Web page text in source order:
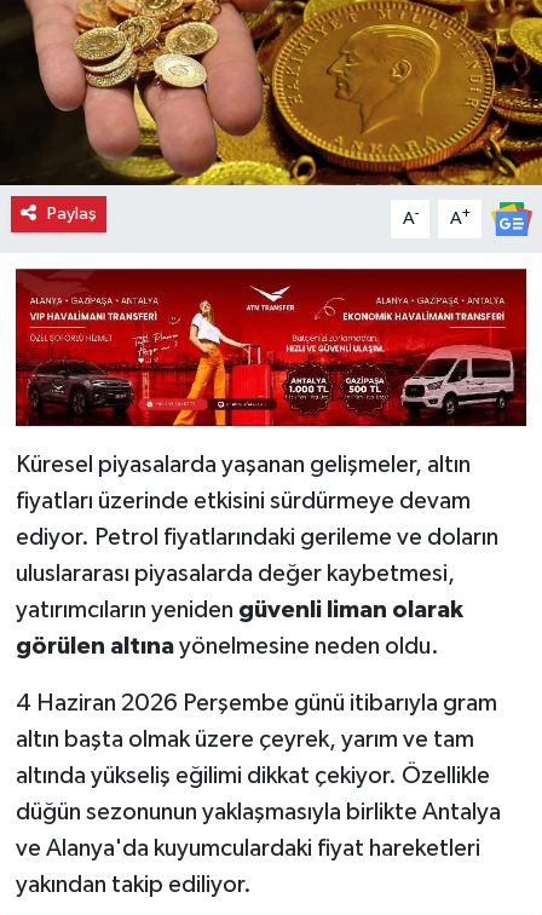
Paylaş A- A+
Küresel piyasalarda yaşanan gelişmeler, altın
fiyatları üzerinde etkisini sürdürmeye devam
ediyor. Petrol fiyatlarındaki gerileme ve doların
uluslararası piyasalarda değer kaybetmesi,
yatırımcıların yeniden güvenli liman olarak
görülen altınayönelmesine neden oldu.
4 Haziran 2026 Perşembe günü itibarıyla gram
altın başta olmak üzere çeyrek, yarım ve tam
altında yükseliş eğilimi dikkat çekiyor. Özellikle
düğün sezonunun yaklaşmasıyla birlikte Antalya
ve Alanya'da kuyumculardaki fiyat hareketleri
yakından takip ediliyor.